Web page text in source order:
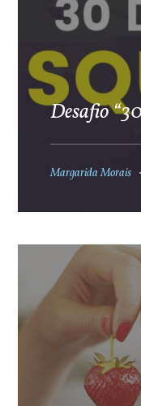
Desafio
Margarida Morais